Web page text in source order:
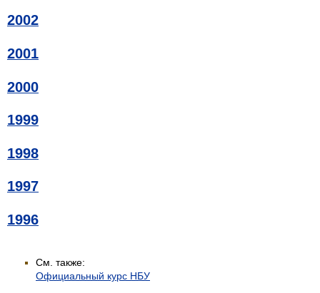
2002
2001
2000
1999
1998
1997
1996
См. также:
Официальный курс НБУ